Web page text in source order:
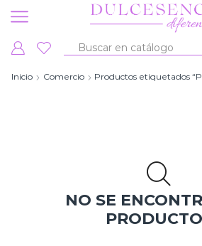
Entrada
Inicio Comercio Productos etiquetados
NO SE